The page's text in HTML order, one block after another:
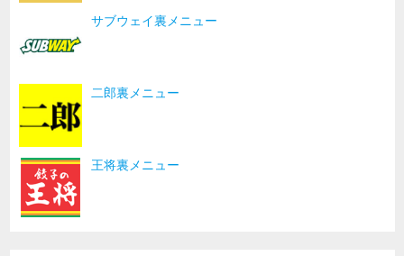
サブウェイ裏メニュー
二郎裏メニュー
王将裏メニュー